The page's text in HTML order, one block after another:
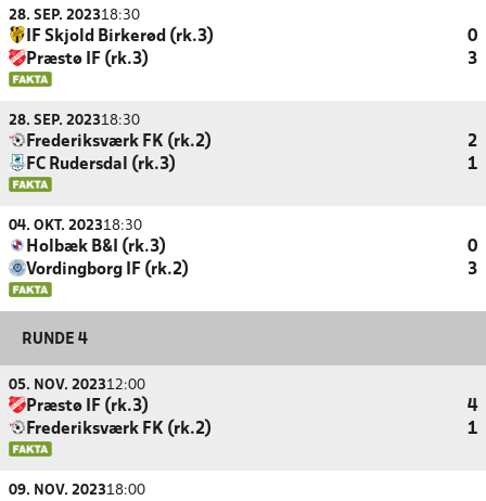
28. SEP. 202318:30
IF Skjold Birkerød (rk.3)
0
Præstø IF (rk.3)
3
28. SEP. 202318:30
Frederiksværk FK (rk.2)
2
FC Rudersdal (rk.3)
1
04. OKT. 202318:30
Holbæk B&I (rk.3)
0
Vordingborg IF (rk.2)
3
RUNDE 4
05. NOV. 202312:00
Præstø IF (rk.3)
4
Frederiksværk FK (rk.2)
1
09. NOV. 202318:00